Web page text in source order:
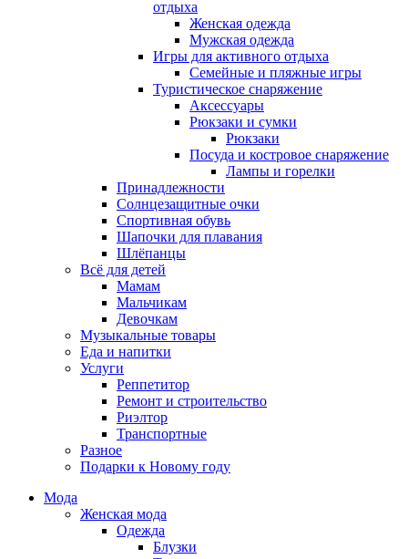
отдыха
Женская одежда
Мужская одежда
Игры для активного отдыха
Семейные и пляжные игры
Туристическое снаряжение
Аксессуары
Рюкзаки и сумки
Рюкзаки
Посуда и костровое снаряжение
Лампы и горелки
Принадлежности
Солнцезащитные очки
Спортивная обувь
Шапочки для плавания
Шлёпанцы
Всё для детей
Мамам
Мальчикам
Девочкам
Музыкальные товары
Еда и напитки
Услуги
Реппетитор
Ремонт и строительство
Риэлтор
Транспортные
Разное
Подарки к Новому году
Мода
Женская мода
Одежда
Блузки